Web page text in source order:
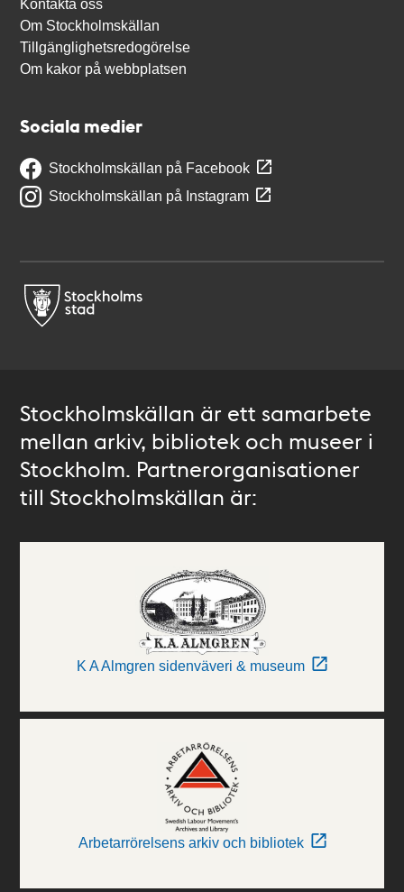
Kontakta oss
Om Stockholmskällan
Tillgänglighetsredogörelse
Om kakor på webbplatsen
Sociala medier
Stockholmskällan på Facebook
Stockholmskällan på Instagram
Stockholmskällan är ett samarbete
mellan arkiv, bibliotek och museer i
Stockholm. Partnerorganisationer
till Stockholmskällan är:
K A Almgren sidenväveri & museum
Arbetarrörelsens arkiv och bibliotek